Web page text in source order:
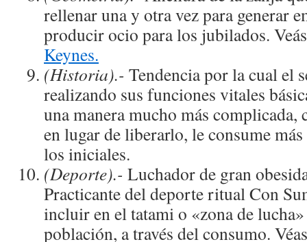
rellenar una y otra vez para generar
producir ocio para los jubilados.
Keynes.
(Historia).- Tendencia por la cual el
realizando sus funciones vitales
una manera mucho más complicada,
en lugar de liberarlo, le consume
los iniciales.
(Deporte).- Luchador de gran
Practicante del deporte ritual Con
incluir en el tatami o «zona de lucha»
población, a través del consumo.